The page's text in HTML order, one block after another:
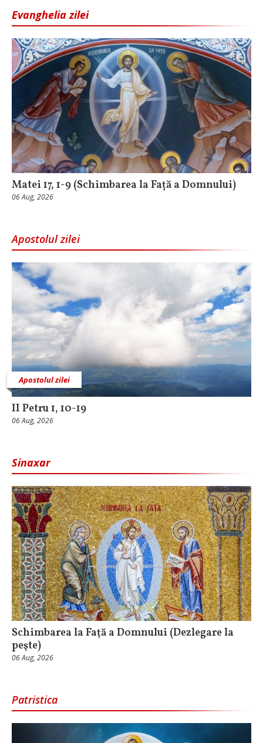
Evanghelia zilei
Matei 17, 1-9 (Schimbarea la Față a Domnului)
06 Aug, 2026
Apostolul zilei
Apostolul zilei
II Petru 1, 10-19
06 Aug, 2026
Sinaxar
Schimbarea la Faţă a Domnului (Dezlegare la
peşte)
06 Aug, 2026
Patristica